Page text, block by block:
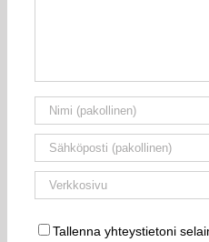
Tallenna yhteystietoni